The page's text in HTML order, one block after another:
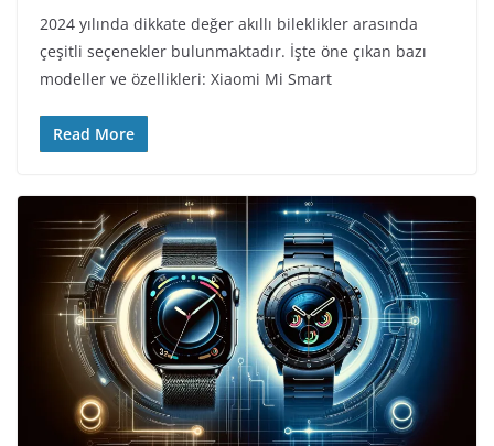
2024 yılında dikkate değer akıllı bileklikler arasında
çeşitli seçenekler bulunmaktadır. İşte öne çıkan bazı
modeller ve özellikleri: Xiaomi Mi Smart
Read More